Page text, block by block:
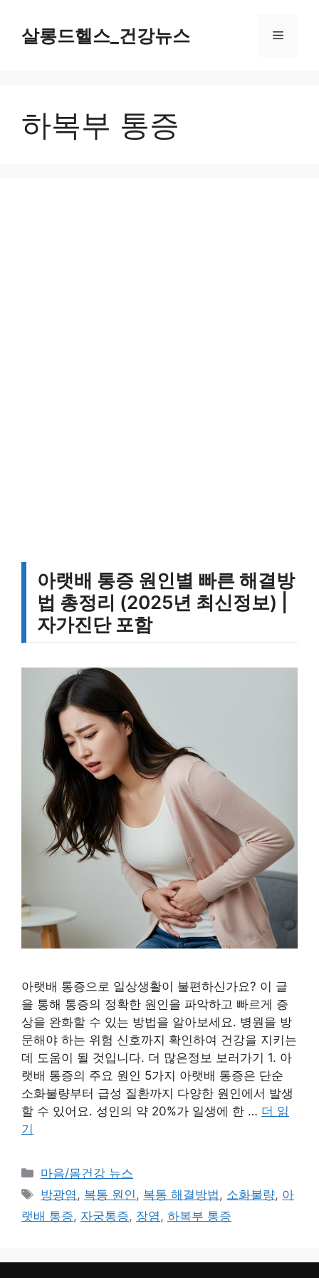
살롱드헬스_건강뉴스 메
하복부 통증
아랫배 통증 원인별 빠른 해결방
법 총정리 (2025년 최신정보) |
자가진단 포함
아랫배 통증으로 일상생활이 불편하신가요? 이 글
을 통해 통증의 정확한 원인을 파악하고 빠르게 증
상을 완화할 수 있는 방법을 알아보세요. 병원을 방
문해야 하는 위험 신호까지 확인하여 건강을 지키는
데 도움이 될 것입니다. 더 많은정보 보러가기 1. 아
랫배 통증의 주요 원인 5가지 아랫배 통증은 단순
소화불량부터 급성 질환까지 다양한 원인에서 발생
할 수 있어요. 성인의 약 20%가 일생에 한 … 더 읽
기
카
테
고
리
마음/몸건강 뉴스
태
그
방광염 , 복통 원인 , 복통 해결방법 , 소화불량, 아
랫배 통증, 자궁통증, 장염 , 하복부 통증